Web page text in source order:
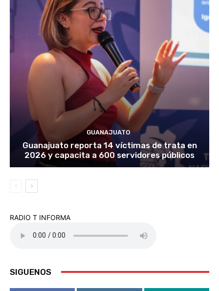
GUANAJUATO
Guanajuato reporta 14 víctimas de trata en
2026 y capacita a 600 servidores públicos
RADIO T INFORMA
SIGUENOS